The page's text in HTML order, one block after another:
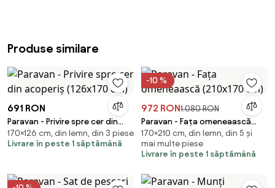
Produse similare
691 RON
Paravan - Privire spre cer din
acoperiș (126x170 cm)
170×126 cm, din lemn, din 3 piese
Livrare în peste 1 săptămână
-10 %
972 RON1.080 RON
Paravan - Fața omeneaască
(210x170 cm)
170×210 cm, din lemn, din 5 și
mai multe piese
Livrare în peste 1 săptămână